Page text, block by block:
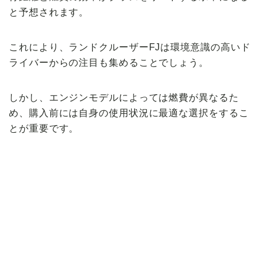
と予想されます。
これにより、ランドクルーザーFJは環境意識の高いド
ライバーからの注目も集めることでしょう。
しかし、エンジンモデルによっては燃費が異なるた
め、購入前には自身の使用状況に最適な選択をするこ
とが重要です。